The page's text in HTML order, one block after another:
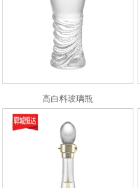
高白料玻璃瓶